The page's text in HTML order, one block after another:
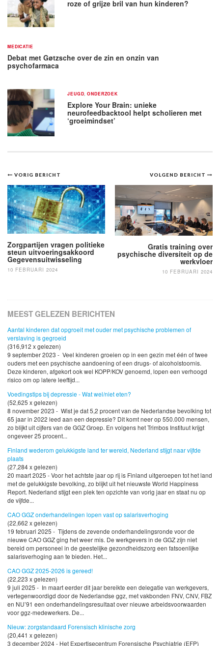
roze of grijze bril van hun kinderen?
MEDICATIE
Debat met Gøtzsche over de zin en onzin van
psychofarmaca
JEUGD ,ONDERZOEK
Explore Your Brain: unieke
neurofeedbacktool helpt scholieren met
‘groeimindset’
Bericht
navigatie
VOLGEND BERICHT
Gratis training over
psychische diversiteit op de
werkvloer
10 FEBRUARI 2024
VORIG BERICHT
Zorgpartijen vragen politieke
steun uitvoeringsakkoord
Gegevensuitwisseling
10 FEBRUARI 2024
MEEST GELEZEN BERICHTEN
Aantal kinderen dat opgroeit met ouder met psychische problemen of
verslaving is gegroeid
(316,912 x gelezen)
9 september 2023 - Veel kinderen groeien op in een gezin met één of twee
ouders met een psychische aandoening of een drugs- of alcoholstoornis.
Deze kinderen, afgekort ook wel KOPP/KOV genoemd, lopen een verhoogd
risico om op latere leeftijd...
Voedingstips bij depressie - Wat wel/niet eten?
(52,625 x gelezen)
8 november 2023 - Wist je dat 5,2 procent van de Nederlandse bevolking tot
65 jaar in 2022 leed aan een depressie? Dit komt neer op 550.000 mensen,
zo blijkt uit cijfers van de GGZ Groep. En volgens het Trimbos Instituut krijgt
ongeveer 25 procent...
Finland wederom gelukkigste land ter wereld, Nederland stijgt naar vijfde
plaats
(27,284 x gelezen)
20 maart 2025 - Voor het achtste jaar op rij is Finland uitgeroepen tot het land
met de gelukkigste bevolking, zo blijkt uit het nieuwste World Happiness
Report. Nederland stijgt een plek ten opzichte van vorig jaar en staat nu op
de vijfde...
CAO GGZ onderhandelingen lopen vast op salarisverhoging
(22,662 x gelezen)
19 februari 2025 - Tijdens de zevende onderhandelingsronde voor de
nieuwe CAO GGZ ging het weer mis. De werkgevers in de GGZ zijn niet
bereid om personeel in de geestelijke gezondheidszorg een fatsoenlijke
salarisverhoging aan te bieden. Het...
CAO GGZ 2025-2026 is gereed!
(22,223 x gelezen)
9 juli 2025 - In maart eerder dit jaar bereikte een delegatie van werkgevers,
vertegenwoordigd door de Nederlandse ggz, met vakbonden FNV, CNV, FBZ
en NU’91 een onderhandelingsresultaat over nieuwe arbeidsvoorwaarden
voor ggz-medewerkers. De...
Nieuw: zorgstandaard Forensisch klinische zorg
(20,441 x gelezen)
3 december 2024 - Het Expertisecentrum Forensische Psychiatrie (EFP)